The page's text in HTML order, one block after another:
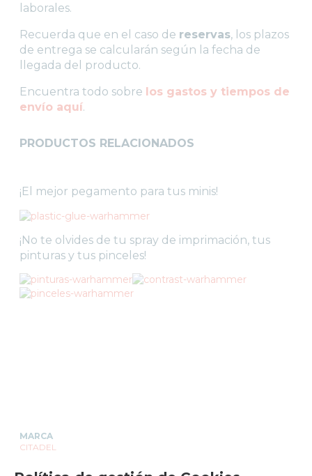
laborales.
Recuerda que en el caso de reservas, los plazos
de entrega se calcularán según la fecha de
llegada del producto.
Encuentra todo sobre los gastos y tiempos de
envío aquí.
PRODUCTOS RELACIONADOS
¡El mejor pegamento para tus minis!
¡No te olvides de tu spray de imprimación, tus
pinturas y tus pinceles!
MARCA
CITADEL